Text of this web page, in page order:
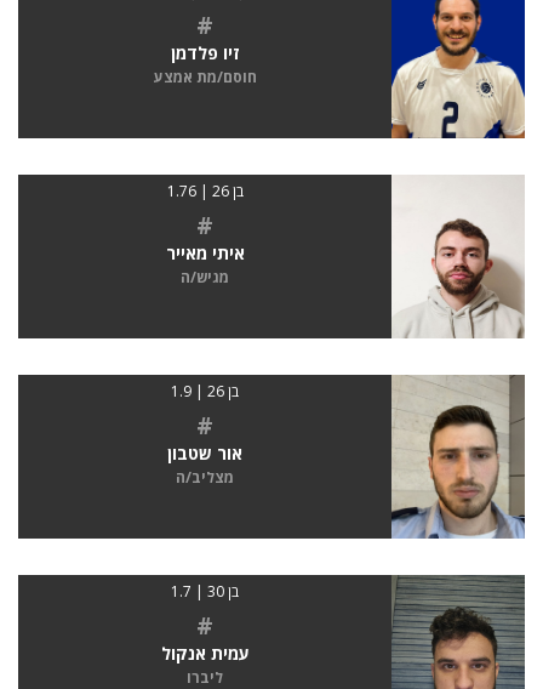
#
זיו פלדמן
חוסם/מת אמצע
בן 26 | 1.76
#
איתי מאייר
מגיש/ה
בן 26 | 1.9
#
אור שטבון
מצליב/ה
בן 30 | 1.7
#
עמית אנקול
ליברו